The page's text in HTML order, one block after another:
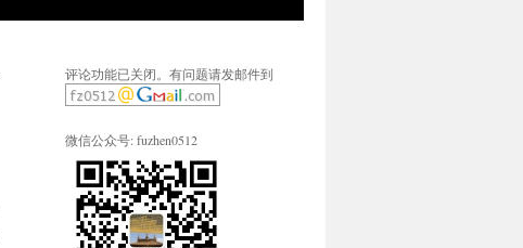
评论功能已关闭。有问题请发邮件到
微信公众号: fuzhen0512